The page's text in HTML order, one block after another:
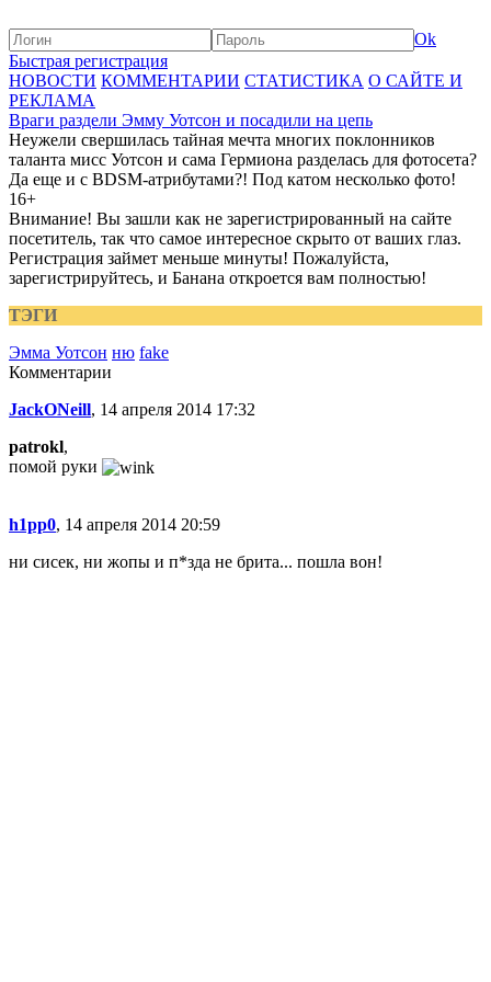
Ok
Быстрая регистрация
НОВОСТИ КОММЕНТАРИИ СТАТИСТИКА О САЙТЕ И
РЕКЛАМА
Враги раздели Эмму Уотсон и посадили на цепь
Неужели свершилась тайная мечта многих поклонников
таланта мисс Уотсон и сама Гермиона разделась для фотосета?
Да еще и с BDSМ-атрибутами?! Под катом несколько фото!
16+
Внимание! Вы зашли как не зарегистрированный на сайте
посетитель, так что самое интересное скрыто от ваших глаз.
Регистрация займет меньше минуты! Пожалуйста,
зарегистрируйтесь, и Банана откроется вам полностью!
ТЭГИ
Эмма Уотсон ню fake
Комментарии
JackONeill, 14 апреля 2014 17:32
patrokl,
помой руки
h1pp0, 14 апреля 2014 20:59
ни сисек, ни жопы и п*зда не брита... пошла вон!